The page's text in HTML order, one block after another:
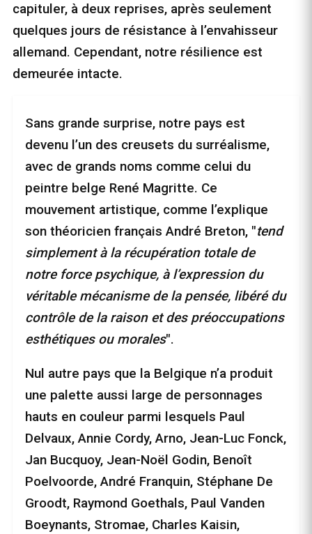
capituler, à deux reprises, après seulement
quelques jours de résistance à l’envahisseur
allemand. Cependant, notre résilience est
demeurée intacte.
Sans grande surprise, notre pays est
devenu l’un des creusets du surréalisme,
avec de grands noms comme celui du
peintre belge René Magritte. Ce
mouvement artistique, comme l’explique
son théoricien français André Breton, "tend
simplement à la récupération totale de
notre force psychique, à l’expression du
véritable mécanisme de la pensée, libéré du
contrôle de la raison et des préoccupations
esthétiques ou morales".
Nul autre pays que la Belgique n’a produit
une palette aussi large de personnages
hauts en couleur parmi lesquels Paul
Delvaux, Annie Cordy, Arno, Jean-Luc Fonck,
Jan Bucquoy, Jean-Noël Godin, Benoît
Poelvoorde, André Franquin, Stéphane De
Groodt, Raymond Goethals, Paul Vanden
Boeynants, Stromae, Charles Kaisin,